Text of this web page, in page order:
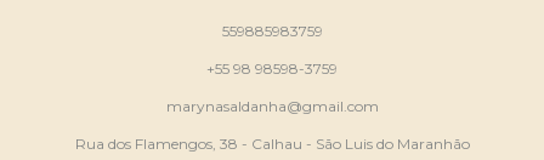
559885983759
+55 98 98598-3759
marynasaldanha@gmail.com
Rua dos Flamengos, 38 - Calhau - São Luis do Maranhão